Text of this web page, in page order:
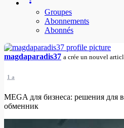
Groupes
Abonnements
Abonnés
magdaparadis37 a crée un nouvel
1 a
MEGA для бизнеса: решения для
обменник